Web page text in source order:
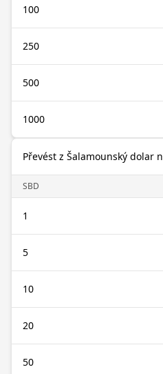
100
250
500
1000
Převést z Šalamounský dolar
SBD
1
5
10
20
50